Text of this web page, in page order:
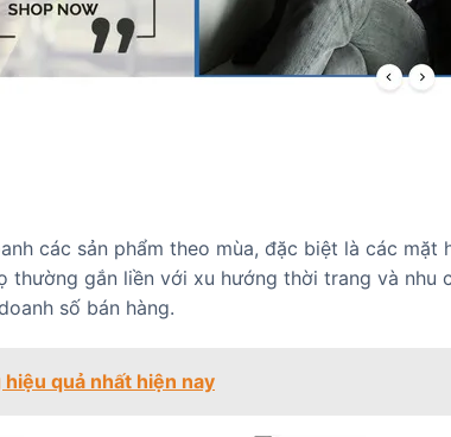
các sản phẩm theo mùa, đặc biệt là các mặt
gắn liền với xu hướng thời trang và nhu
số bán hàng.
quả nhất hiện nay